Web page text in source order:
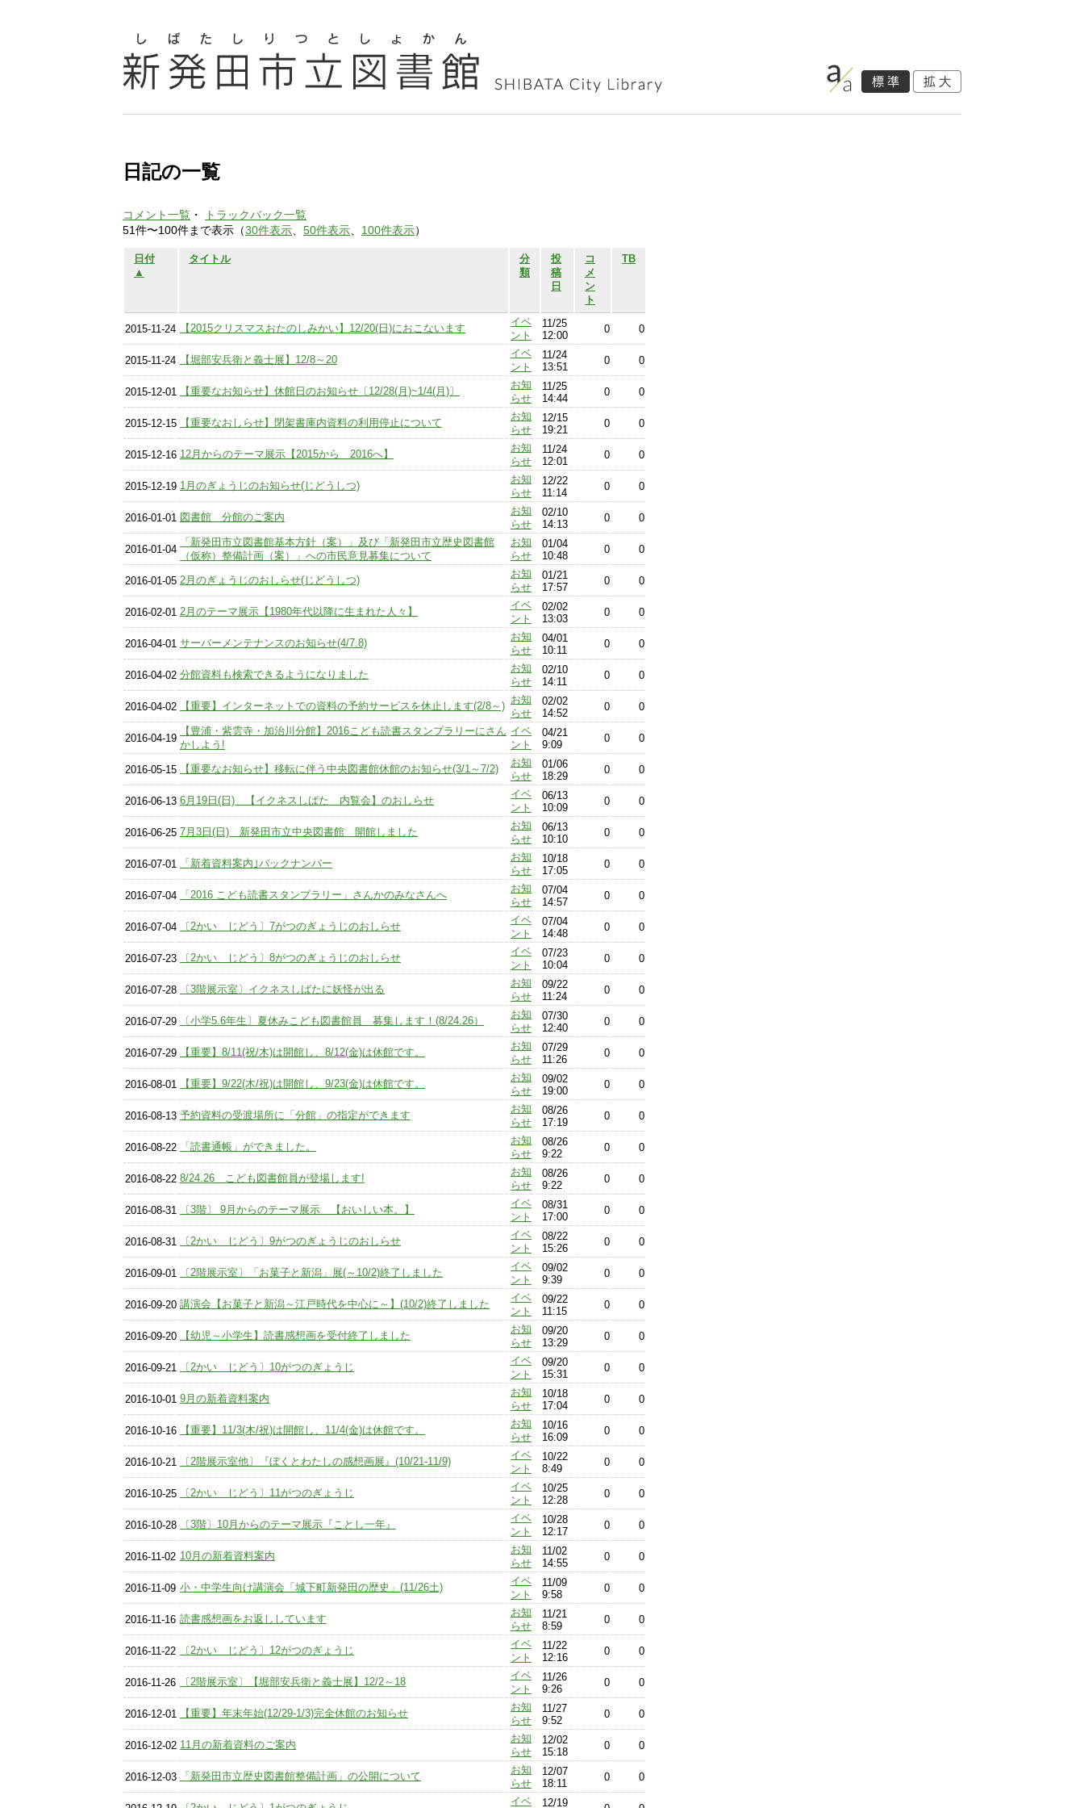
日記の一覧
コメント一覧 ・
トラックバック一覧
51件〜100件まで表示（30件表示 50件表示 100件表示）
日付
▲
タイトル
分
類
投
稿
日
コ
メ
ン
ト
TB
2015-11-24 【2015クリスマスおたのしみかい】12/20(日)におこないます
イベ
ント
11/25
12:00
0 0
2015-11-24 【堀部安兵衛と義士展】12/8～20
イベ
ント
11/24
13:51
0 0
2015-12-01 【重要なお知らせ】休館日のお知らせ〔12/28(月)~1/4(月)〕
お知
らせ
11/25
14:44
0 0
2015-12-15 【重要なおしらせ】閉架書庫内資料の利用停止について
お知
らせ
12/15
19:21
0 0
2015-12-16 12月からのテーマ展示【2015から 2016へ】
お知
らせ
11/24
12:01
0 0
2015-12-19 1月のぎょうじのお知らせ(じどうしつ)
お知
らせ
12/22
11:14
0 0
2016-01-01 図書館 分館のご案内
お知
らせ
02/10
14:13
0 0
2016-01-04
「新発田市立図書館基本方針（案）」及び「新発田市立歴史図書館
（仮称）整備計画（案）」への市民意見募集について
お知
らせ
01/04
10:48
0 0
2016-01-05 2月のぎょうじのおしらせ(じどうしつ)
お知
らせ
01/21
17:57
0 0
2016-02-01 2月のテーマ展示【1980年代以降に生まれた人々】
イベ
ント
02/02
13:03
0 0
2016-04-01 サーバーメンテナンスのお知らせ(4/7.8)
お知
らせ
04/01
10:11
0 0
2016-04-02 分館資料も検索できるようになりました
お知
らせ
02/10
14:11
0 0
2016-04-02 【重要】インターネットでの資料の予約サービスを休止します(2/8～)
お知
らせ
02/02
14:52
0 0
2016-04-19
【豊浦・紫雲寺・加治川分館】2016こども読書スタンプラリーにさん
かしよう!
イベ
ント
04/21
9:09
0 0
2016-05-15 【重要なお知らせ】移転に伴う中央図書館休館のお知らせ(3/1～7/2)
お知
らせ
01/06
18:29
0 0
2016-06-13 6月19日(日) 【イクネスしばた 内覧会】のおしらせ
イベ
ント
06/13
10:09
0 0
2016-06-25 7月3日(日) 新発田市立中央図書館 開館しました
お知
らせ
06/13
10:10
0 0
2016-07-01 「新着資料案内｣バックナンバー
お知
らせ
10/18
17:05
0 0
2016-07-04 「2016 こども読書スタンプラリー」さんかのみなさんへ
お知
らせ
07/04
14:57
0 0
2016-07-04 〔2かい じどう〕7がつのぎょうじのおしらせ
イベ
ント
07/04
14:48
0 0
2016-07-23 〔2かい じどう〕8がつのぎょうじのおしらせ
イベ
ント
07/23
10:04
0 0
2016-07-28 〔3階展示室〕イクネスしばたに妖怪が出る
お知
らせ
09/22
11:24
0 0
2016-07-29 〔小学5.6年生〕夏休みこども図書館員 募集します！(8/24.26）
お知
らせ
07/30
12:40
0 0
2016-07-29 【重要】8/11(祝/木)は開館し、8/12(金)は休館です。
お知
らせ
07/29
11:26
0 0
2016-08-01 【重要】9/22(木/祝)は開館し、9/23(金)は休館です。
お知
らせ
09/02
19:00
0 0
2016-08-13 予約資料の受渡場所に「分館」の指定ができます
お知
らせ
08/26
17:19
0 0
2016-08-22 「読書通帳」ができました。
お知
らせ
08/26
9:22
0 0
2016-08-22 8/24.26 こども図書館員が登場します!
お知
らせ
08/26
9:22
0 0
2016-08-31 〔3階〕 9月からのテーマ展示 【おいしい本。】
イベ
ント
08/31
17:00
0 0
2016-08-31 〔2かい じどう〕9がつのぎょうじのおしらせ
イベ
ント
08/22
15:26
0 0
2016-09-01 〔2階展示室〕「お菓子と新潟」展(～10/2)終了しました
イベ
ント
09/02
9:39
0 0
2016-09-20 講演会【お菓子と新潟～江戸時代を中心に～】(10/2)終了しました
イベ
ント
09/22
11:15
0 0
2016-09-20 【幼児～小学生】読書感想画を受付終了しました
お知
らせ
09/20
13:29
0 0
2016-09-21 〔2かい じどう〕10がつのぎょうじ
イベ
ント
09/20
15:31
0 0
2016-10-01 9月の新着資料案内
お知
らせ
10/18
17:04
0 0
2016-10-16 【重要】11/3(木/祝)は開館し、11/4(金)は休館です。
お知
らせ
10/16
16:09
0 0
2016-10-21 〔2階展示室他〕『ぼくとわたしの感想画展』(10/21-11/9)
イベ
ント
10/22
8:49
0 0
2016-10-25 〔2かい じどう〕11がつのぎょうじ
イベ
ント
10/25
12:28
0 0
2016-10-28 〔3階〕10月からのテーマ展示『ことし一年』
イベ
ント
10/28
12:17
0 0
2016-11-02 10月の新着資料案内
お知
らせ
11/02
14:55
0 0
2016-11-09 小・中学生向け講演会「城下町新発田の歴史」(11/26土)
イベ
ント
11/09
9:58
0 0
2016-11-16 読書感想画をお返ししています
お知
らせ
11/21
8:59
0 0
2016-11-22 〔2かい じどう〕12がつのぎょうじ
イベ
ント
11/22
12:16
0 0
2016-11-26 〔2階展示室〕【堀部安兵衛と義士展】12/2～18
イベ
ント
11/26
9:26
0 0
2016-12-01 【重要】年末年始(12/29-1/3)完全休館のお知らせ
お知
らせ
11/27
9:52
0 0
2016-12-02 11月の新着資料のご案内
お知
らせ
12/02
15:18
0 0
2016-12-03 「新発田市立歴史図書館整備計画」の公開について
お知
らせ
12/07
18:11
0 0
イベ 12/19